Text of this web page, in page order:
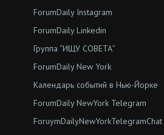
ForumDaily Instagram
ForumDaily Linkedin
Группа “ИЩУ СОВЕТА”
ForumDaily New York
Календарь событий в Нью-Йорке
ForumDaily NewYork Telegram
ForuymDailyNewYorkTelegramChat